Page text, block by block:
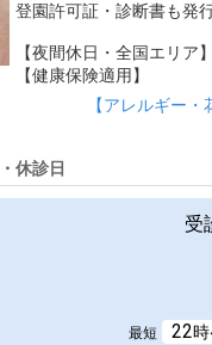
登園許可証・診断書も発
【夜間休日・全国エリア】
【健康保険適用】
【アレルギー
休診日
受
最短 22時